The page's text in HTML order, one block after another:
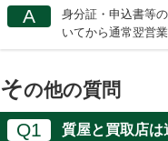
A
身分証・申込書等
いてから通常翌営
その他の質問
Q1
質屋と買取店は